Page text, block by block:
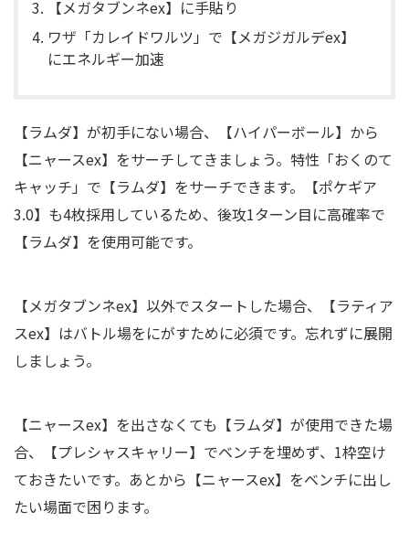
【メガタブンネex】に手貼り
ワザ「カレイドワルツ」で【メガジガルデex】
にエネルギー加速
【ラムダ】が初手にない場合、【ハイパーボール】から
【ニャースex】をサーチしてきましょう。特性「おくのて
キャッチ」で【ラムダ】をサーチできます。【ポケギア
3.0】も4枚採用しているため、後攻1ターン目に高確率で
【ラムダ】を使用可能です。
【メガタブンネex】以外でスタートした場合、【ラティア
スex】はバトル場をにがすために必須です。忘れずに展開
しましょう。
【ニャースex】を出さなくても【ラムダ】が使用できた場
合、【プレシャスキャリー】でベンチを埋めず、1枠空け
ておきたいです。あとから【ニャースex】をベンチに出し
たい場面で困ります。